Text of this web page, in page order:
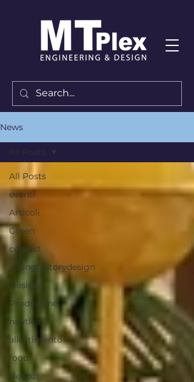
News
All Posts
eventi
Articoli
Green
contest
youngfactorydesign
Design
Produzione
nautica
allestimento
food
Negozi